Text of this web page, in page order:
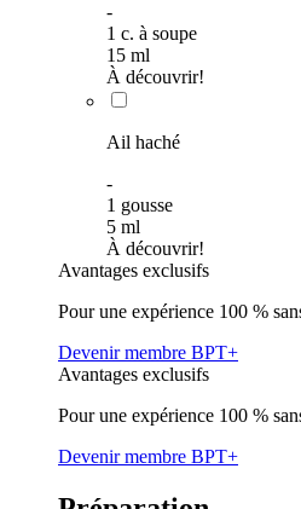
-
1 c. à soupe
15 ml
À découvrir!
Ail haché
-
1 gousse
5 ml
À découvrir!
Avantages exclusifs
Pour une expérience 100 %
Devenir membre BPT+
Avantages exclusifs
Pour une expérience 100 %
Devenir membre BPT+